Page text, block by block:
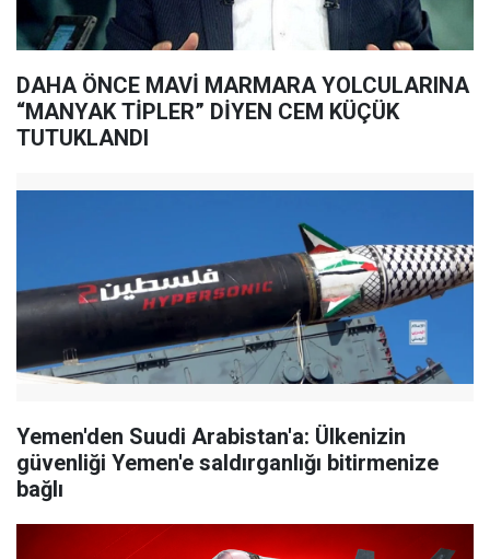
DAHA ÖNCE MAVİ MARMARA YOLCULARINA
“MANYAK TİPLER” DİYEN CEM KÜÇÜK
TUTUKLANDI
Yemen'den Suudi Arabistan'a: Ülkenizin
güvenliği Yemen'e saldırganlığı bitirmenize
bağlı